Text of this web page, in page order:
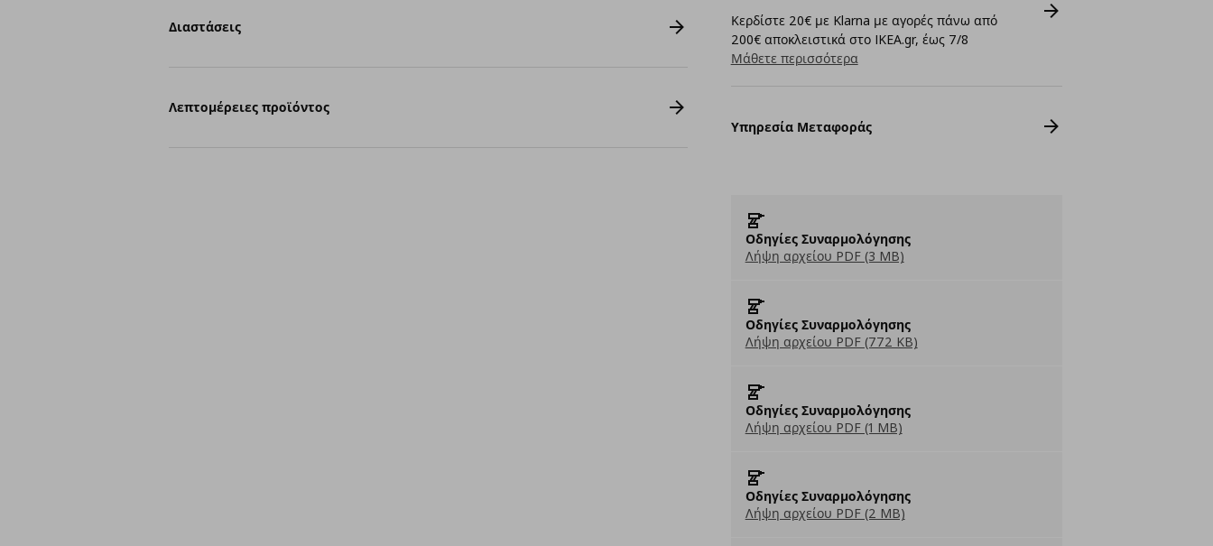
Κερδίστε 20€ με Klarna με αγορές πάνω από
200€ αποκλειστικά στο IKEA.gr, έως 7/8
Μάθετε περισσότερα
Υπηρεσία Μεταφοράς
Οδηγίες Συναρμολόγησης
Λήψη αρχείου PDF (3 MB)
Οδηγίες Συναρμολόγησης
Λήψη αρχείου PDF (772 KB)
Οδηγίες Συναρμολόγησης
Λήψη αρχείου PDF (1 MB)
Οδηγίες Συναρμολόγησης
Λήψη αρχείου PDF (2 MB)
Διαστάσεις
Λεπτομέρειες προϊόντος